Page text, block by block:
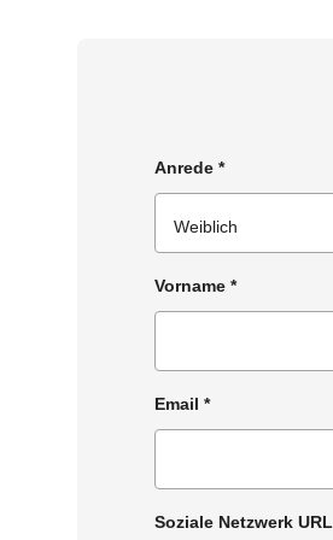
Anrede *
Vorname *
Email *
Soziale Netzwerk URL